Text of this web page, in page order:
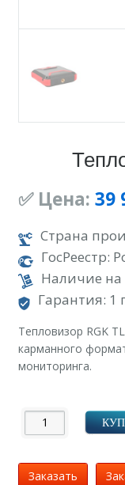
✅ Цена: 39
Страна
ГосРеестр:
Наличие на
Гарантия: 1
Тепловизор RGK
карманного
мониторинга.
Заказать